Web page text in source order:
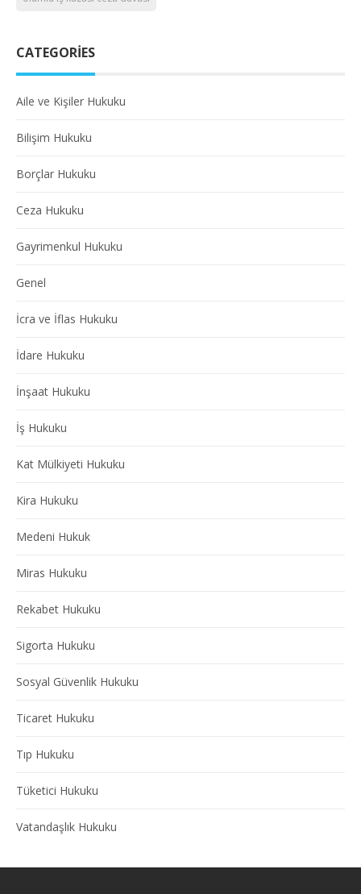
CATEGORIES
Aile ve Kişiler Hukuku
Bilişim Hukuku
Borçlar Hukuku
Ceza Hukuku
Gayrimenkul Hukuku
Genel
İcra ve İflas Hukuku
İdare Hukuku
İnşaat Hukuku
İş Hukuku
Kat Mülkiyeti Hukuku
Kira Hukuku
Medeni Hukuk
Miras Hukuku
Rekabet Hukuku
Sigorta Hukuku
Sosyal Güvenlik Hukuku
Ticaret Hukuku
Tıp Hukuku
Tüketici Hukuku
Vatandaşlık Hukuku